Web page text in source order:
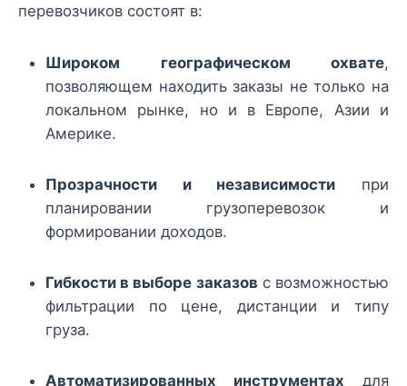
перевозчиков состоят в:
Широком географическом охвате,
позволяющем находить заказы не только на
локальном рынке, но и в Европе, Азии и
Америке.
Прозрачности и независимости при
планировании грузоперевозок и
формировании доходов.
Гибкости в выборе заказов с возможностью
фильтрации по цене, дистанции и типу
груза.
Автоматизированных инструментах для